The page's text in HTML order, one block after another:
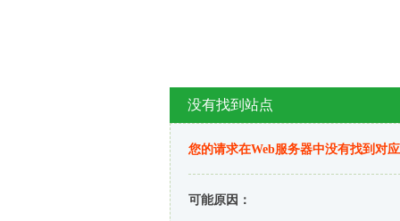
没有找到站点
您的请求在Web服务器中没有找到对
可能原因：